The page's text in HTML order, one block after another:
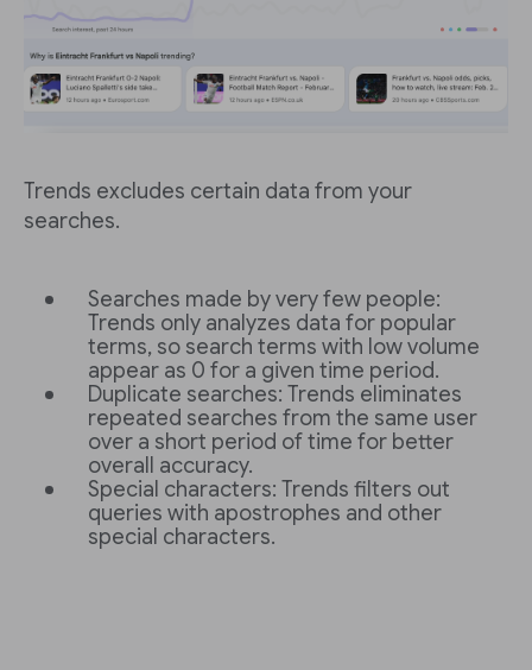
Trends excludes certain data from your
searches.
Searches made by very few people:
Trends only analyzes data for popular
terms, so search terms with low volume
appear as 0 for a given time period.
Duplicate searches: Trends eliminates
repeated searches from the same user
over a short period of time for better
overall accuracy.
Special characters: Trends filters out
queries with apostrophes and other
special characters.